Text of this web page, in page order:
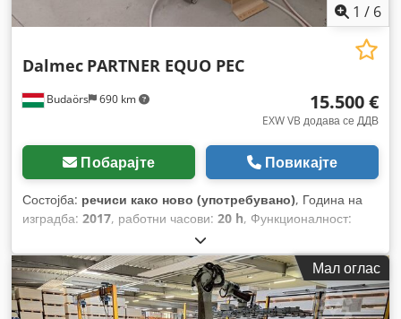
1 / 6
Budaörs 690 km
Dalmec PARTNER EQUO PEC
15.500 €
EXW VB додава се ДДВ
Побарајте Повикајте
Состојба: речиси како ново (употребувано), Година на
изградба: 2017, работни часови: 20 h, Функционалност:
, број на машина/возило:
носење капацитет:100 кг,
Мал оглас